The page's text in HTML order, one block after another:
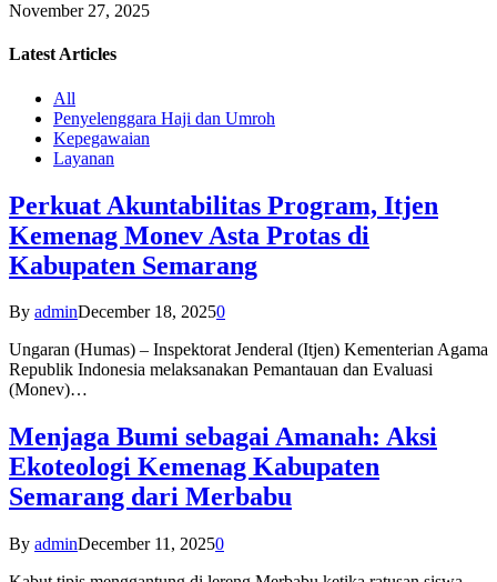
November 27, 2025
Latest Articles
All
Penyelenggara Haji dan Umroh
Kepegawaian
Layanan
Perkuat Akuntabilitas Program, Itjen
Kemenag Monev Asta Protas di
Kabupaten Semarang
By adminDecember 18, 20250
Ungaran (Humas) – Inspektorat Jenderal (Itjen) Kementerian Agama
Republik Indonesia melaksanakan Pemantauan dan Evaluasi
(Monev)…
Menjaga Bumi sebagai Amanah: Aksi
Ekoteologi Kemenag Kabupaten
Semarang dari Merbabu
By adminDecember 11, 20250